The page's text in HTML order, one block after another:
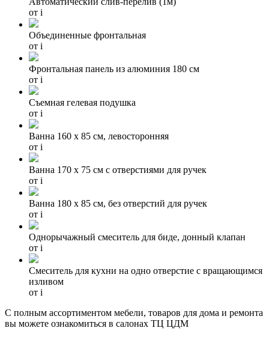
от i
Объединенные фронтальная
от i
Фронтальная панель из алюминия 180 см
от i
Съемная гелевая подушка
от i
Ванна 160 х 85 см, левосторонняя
от i
Ванна 170 x 75 см с отверстиями для ручек
от i
Ванна 180 х 85 см, без отверстий для ручек
от i
Однорычажный смеситель для биде, донный клапан
от i
Смеситель для кухни на одно отверстие с вращающимся
изливом
от i
С полным ассортиментом мебели, товаров для дома и ремонта
вы можете ознакомиться в салонах ТЦ ЦДМ